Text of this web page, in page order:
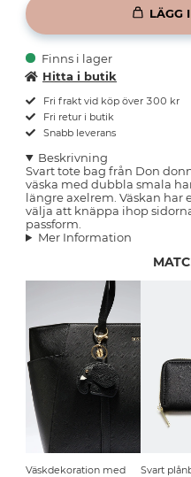
LÄGG
Finns i lager
Hitta i butik
Fri frakt vid köp över 300 kr
Fri retur i butik
Snabb leverans
Beskrivning
Svart tote bag från Don
väska med dubbla smala
längre axelrem. Väskan har
välja att knäppa ihop
passform.
Mer Information
Väskdekoration med
Svart